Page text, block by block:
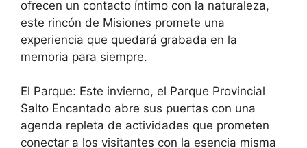
ofrecen un contacto íntimo con la naturaleza,
este rincón de Misiones promete una
experiencia que quedará grabada en la
memoria para siempre.
El Parque: Este invierno, el Parque Provincial
Salto Encantado abre sus puertas con una
agenda repleta de actividades que prometen
conectar a los visitantes con la esencia misma